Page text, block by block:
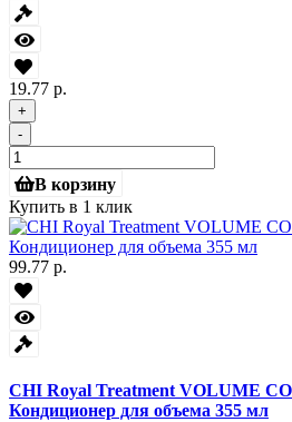
19.77 р.
+
-
В корзину
Купить в 1 клик
99.77 р.
CHI Royal Treatment VOLUME
Кондиционер для объема 355 мл